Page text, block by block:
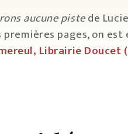
aucune pistede
premières pages, on
Librairie Doucet